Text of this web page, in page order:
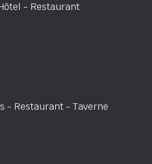
- Restaurant
- Restaurant - Taverne